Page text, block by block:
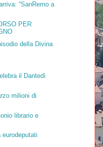
“SanRemo a
PER
della Divina
il Dantedì
milioni di
librario e